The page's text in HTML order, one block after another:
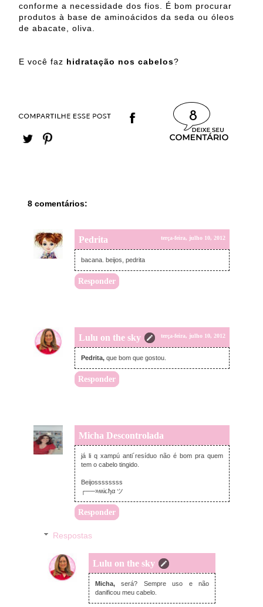
conforme a necessidade dos fios. É bom procurar
produtos à base de aminoácidos da seda ou óleos
de abacate, oliva.
E você faz hidratação nos cabelos?
8
8 comentários:
Pedrita terça-feira, julho 10, 2012
bacana. beijos, pedrita
Responder
Lulu on the sky terça-feira, julho 10, 2012
Pedrita, que bom que gostou.
Responder
Micha Descontrolada
terça-feira, julho 10, 2012
já li q xampú anti´resíduo não é bom pra quem
tem o cabelo tingido.
Beijossssssss
┌──»ʍi૮ђα ツ
Responder
Respostas
Lulu on the sky
domingo, julho 15, 2012
Micha,será? Sempre uso e não
danificou meu cabelo.